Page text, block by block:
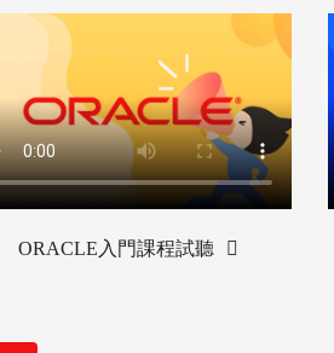
ORACLE入門課程試聽